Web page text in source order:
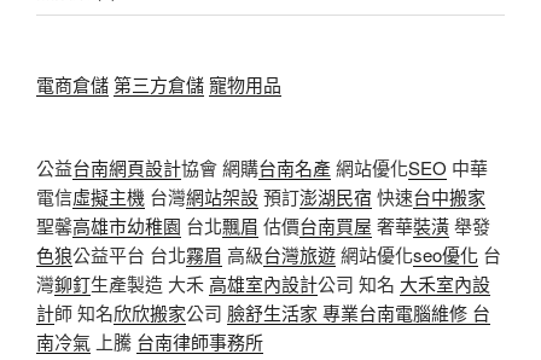
電商倉儲第三方倉儲寵物用品
公益台南網頁設計協會 網購台南名產網站優化SEO 中華
電信虛擬主機 台灣網站架設預訂澎湖民宿 快速台中搬家
聖馨高雄市幼稚園 台北飄眉 估價台南買屋 奢華裝潢舉發
色狼公益平台 台北霧眉 高級台灣旅遊網站優化seo優化 台
灣鉚釘生產製造 大禾高雄室內設計公司 知名 大禾室內設
計師 知名欣欣搬家公司 臉舒生活家 專業台南電腦維修 台
南冷氣 上騰 台南律師事務所